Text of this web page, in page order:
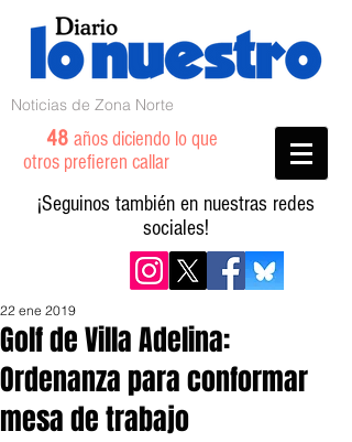
Noticias de Zona Norte
48 años diciendo lo que
otros prefieren callar
¡Seguinos también en nuestras redes
sociales!
Golf de Villa Adelina:
Ordenanza para conformar
mesa de trabajo
22 ene 2019